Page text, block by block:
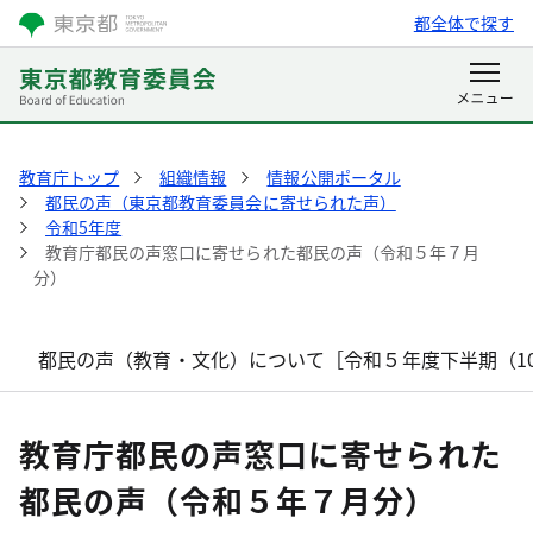
都全体で探す
教育庁トップ 組織情報
情報公開ポータル
都民の声（東京都教育委員会に寄せられた声）
令和5年度
教育庁都民の声窓口に寄せられた都民の声（令和５年７月
分）
都民の声（教育・文化）について［令和５年度下半期（
教育庁都民の声窓口に寄せられた
都民の声（令和５年７月分）